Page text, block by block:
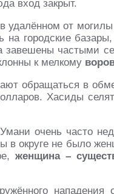
вход закрыт.
удалённом от
на городские
завешены частыми
к мелкому
обращаться в
Хасиды
очень часто
в округе не было
женщина –